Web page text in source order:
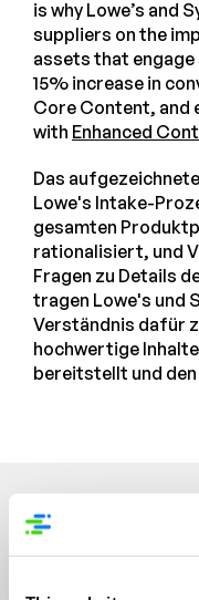
is why Lowe’s and
suppliers on the
assets that engage
15% increase in
Core Content, and
with Enhanced
Das
Lowe's Intake-
gesamten
rationalisiert, und
Fragen zu Details
tragen Lowe's und
Verständnis dafür
hochwertige
bereitstellt und